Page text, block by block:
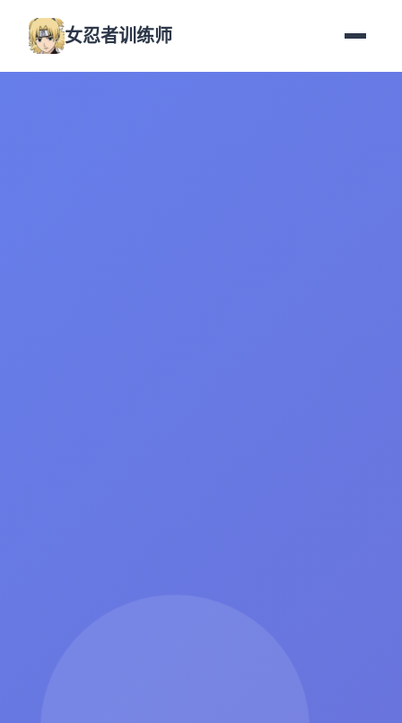
女忍者训练师